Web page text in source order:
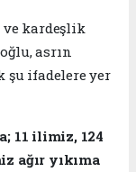
ve kardeşlik
asrın
ifadelere yer
11 ilimiz, 124
ağır yıkıma